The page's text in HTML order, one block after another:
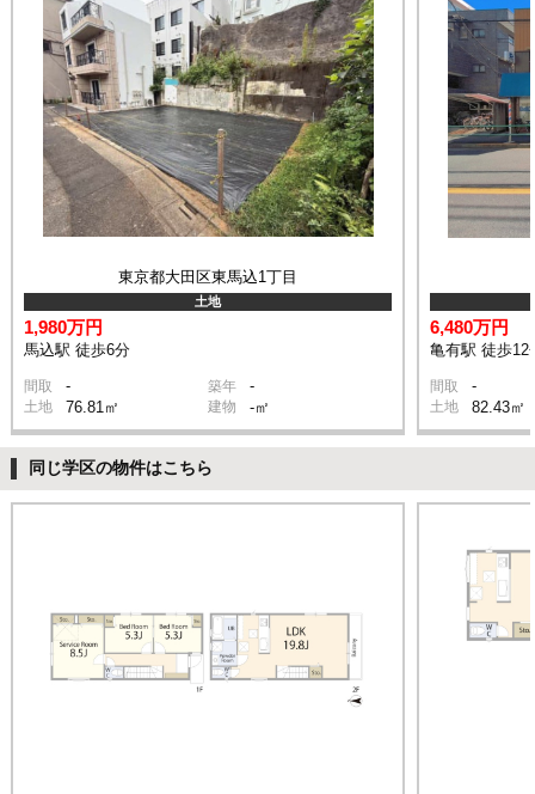
東京都大田区東馬込1丁目
土地
1,980万円
馬込駅 徒歩6分
間取 - 築年 -
土地 76.81㎡ 建物 -㎡
6,480万円
亀有駅 徒歩12
間取 -
土地 82.43㎡
同じ学区の物件はこちら